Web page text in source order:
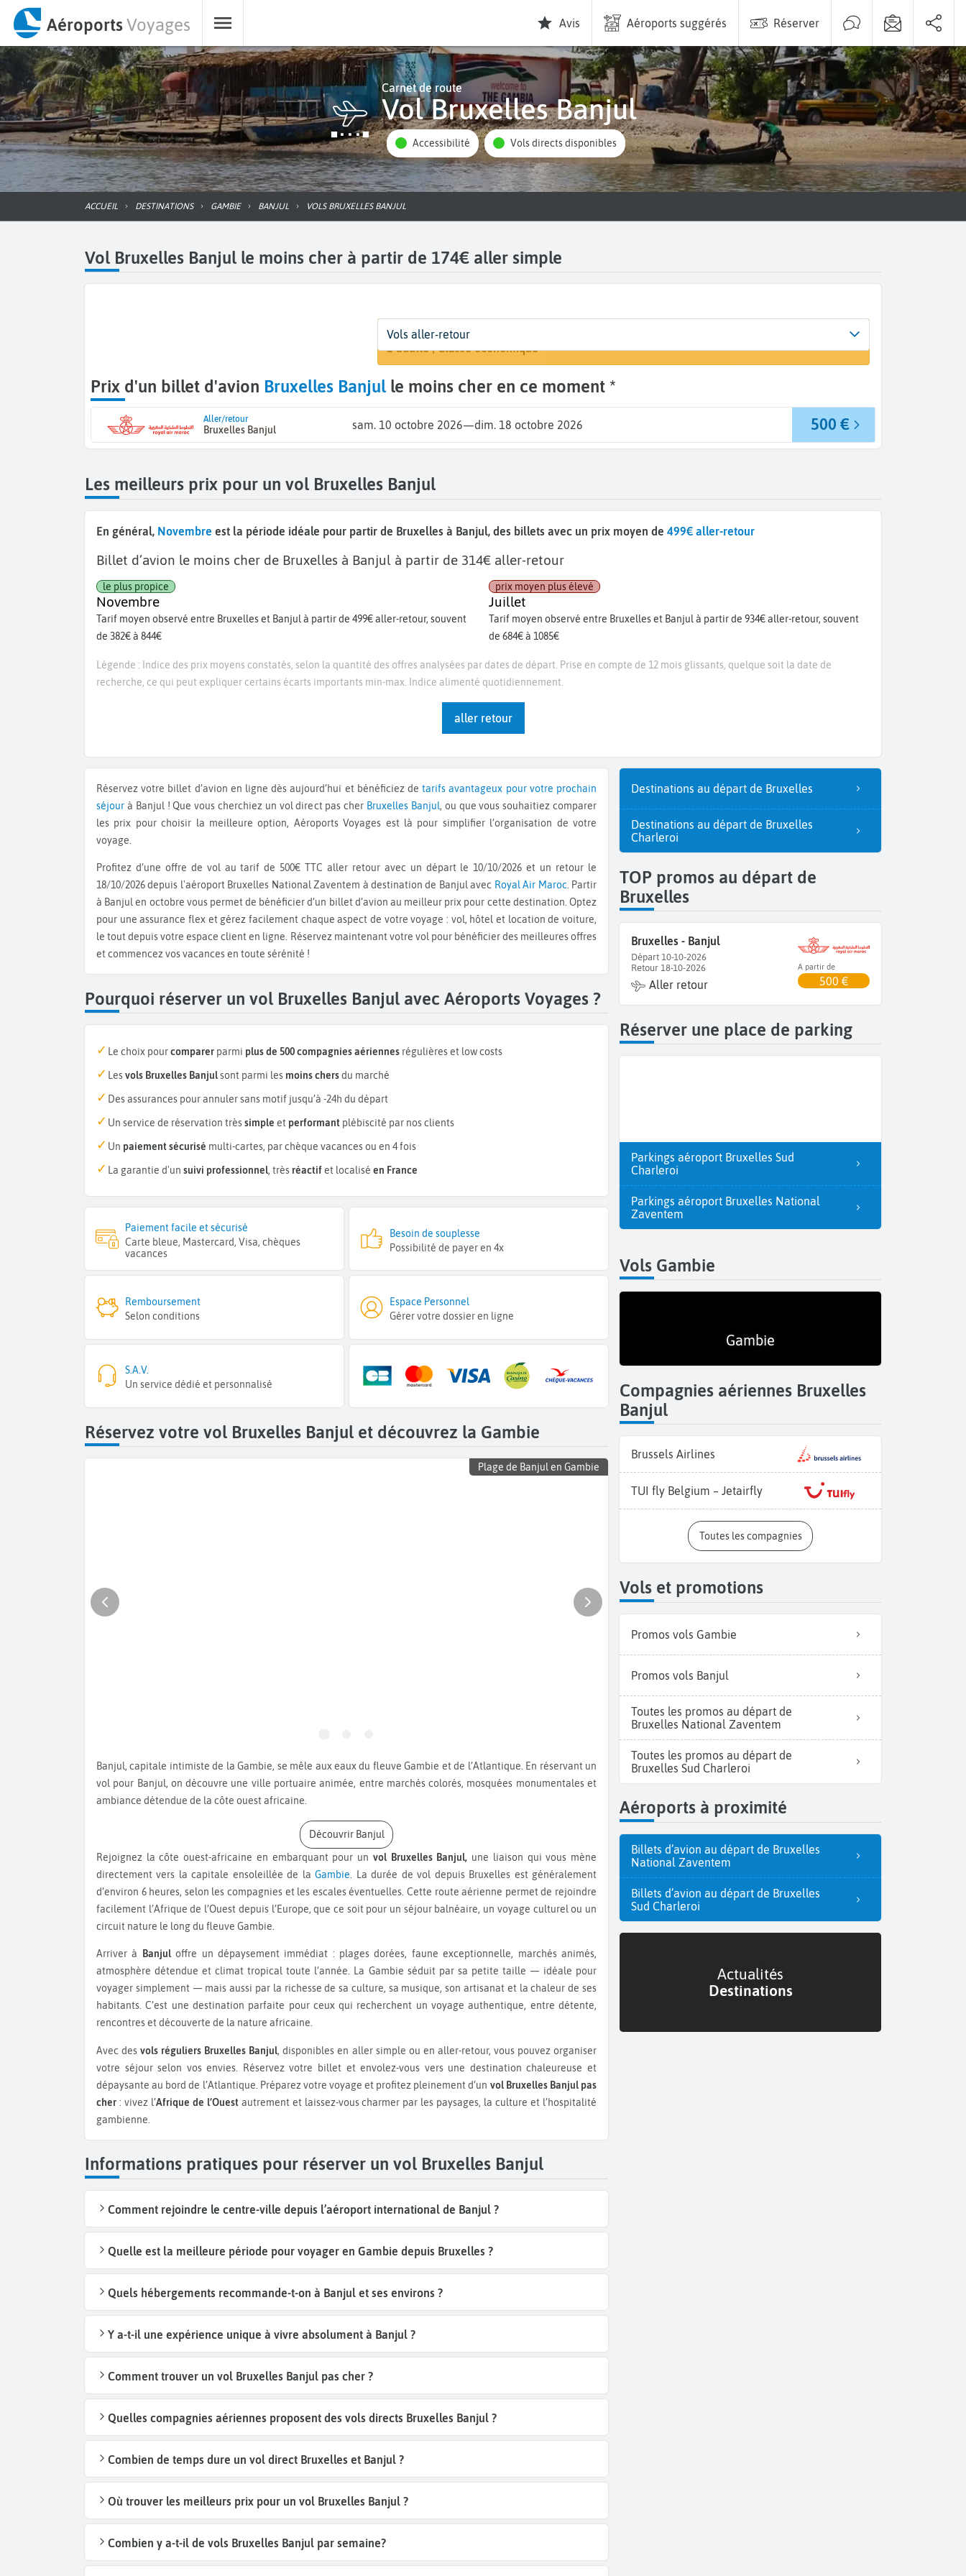
AéroportsVoyages Avis Aéroports suggérés Réserver
Carnet de route
Vol Bruxelles Banjul
Accessibilité Vols directs disponibles
ACCUEIL DESTINATIONS GAMBIE BANJUL VOLS BRUXELLES BANJUL
Vol Bruxelles Banjul le moins cher à partir de 174€ aller simple
Départ
Bruxelles (BRU) Banjul (BJL)
Dates
10 oct. - 18 oct.
Voyageurs | Classe
1 adulte | Classe économique
Vols aller-retour
Prix d'un billet d'avion Bruxelles Banjul le moins cher en ce moment *
Aller/retour
Bruxelles Banjul sam. 10 octobre 2026—dim. 18 octobre 2026 500 €
Les meilleurs prix pour un vol Bruxelles Banjul
En général, Novembre est la période idéale pour partir de Bruxelles à Banjul, des billets avec un prix moyen de 499€ aller-retour
aller retour
Billet d’avion le moins cher de Bruxelles à Banjul à partir de 314€ aller-retour
Novembre
le plus propice
Tarif moyen observé entre Bruxelles et Banjul à partir de 499€ aller-retour, souvent
de 382€ à 844€
Juillet
prix moyen plus élevé
Tarif moyen observé entre Bruxelles et Banjul à partir de 934€ aller-retour, souvent
de 684€ à 1085€
Légende : Indice des prix moyens constatés, selon la quantité des offres analysées par dates de départ. Prise en compte de 12 mois glissants, quelque soit la date de
recherche, ce qui peut expliquer certains écarts importants min-max. Indice alimenté quotidiennement.
Réservez votre billet d’avion en ligne dès aujourd’hui et bénéficiez detarifs avantageux pour votre prochain
séjour à Banjul ! Que vous cherchiez un vol direct pas cher Bruxelles Banjul, ou que vous souhaitiez comparer
les prix pour choisir la meilleure option, Aéroports Voyages est là pour simplifier l’organisation de votre
voyage.
Profitez d’une offre de vol au tarif de 500€ TTC aller retour avec un départ le 10/10/2026 et un retour le
18/10/2026 depuis l'aéroport Bruxelles National Zaventem à destination de Banjul avec Royal Air Maroc . Partir
à Banjul en octobre vous permet de bénéficier d’un billet d’avion au meilleur prix pour cette destination. Optez
pour une assurance flex et gérez facilement chaque aspect de votre voyage : vol, hôtel et location de voiture,
le tout depuis votre espace client en ligne. Réservez maintenant votre vol pour bénéficier des meilleures offres
et commencez vos vacances en toute sérénité !
Pourquoi réserver un vol Bruxelles Banjul avec Aéroports Voyages ?
Le choix pourcomparer parmi plus de 500 compagnies aériennes régulières et low costs
Lesvols Bruxelles Banjulsont parmi les moins chersdu marché
Des assurances pour annuler sans motif jusqu’à -24h du départ
Un service de réservation trèssimple et performant plébiscité par nos clients
Un paiement sécurisé multi-cartes, par chèque vacances ou en 4 fois
La garantie d'un suivi professionnel, très réactifet localisé en France
Paiement facile et sécurisé
Carte bleue, Mastercard, Visa, chèques
vacances
Besoin de souplesse
Possibilité de payer en 4x
Remboursement
Selon conditions
Espace Personnel
Gérer votre dossier en ligne
S.A.V.
Un service dédié et personnalisé
Réservez votre vol Bruxelles Banjul et découvrez la Gambie
Plage de Banjul en Gambie
Banjul, capitale intimiste de la Gambie, se mêle aux eaux du fleuve Gambie et de l’Atlantique. En réservant un
vol pour Banjul, on découvre une ville portuaire animée, entre marchés colorés, mosquées monumentales et
ambiance détendue de la côte ouest africaine.
Découvrir Banjul
Rejoignez la côte ouest-africaine en embarquant pour un vol Bruxelles Banjul, une liaison qui vous mène
directement vers la capitale ensoleillée de laGambie . La durée de vol depuis Bruxelles est généralement
d’environ 6 heures, selon les compagnies et les escales éventuelles. Cette route aérienne permet de rejoindre
facilement l’Afrique de l’Ouest depuis l’Europe, que ce soit pour un séjour balnéaire, un voyage culturel ou un
circuit nature le long du fleuve Gambie.
Arriver à Banjuloffre un dépaysement immédiat : plages dorées, faune exceptionnelle, marchés animés,
atmosphère détendue et climat tropical toute l’année. La Gambie séduit par sa petite taille — idéale pour
voyager simplement — mais aussi par la richesse de sa culture, sa musique, son artisanat et la chaleur de ses
habitants. C’est une destination parfaite pour ceux qui recherchent un voyage authentique, entre détente,
rencontres et découverte de la nature africaine.
Avec desvols réguliers Bruxelles Banjul, disponibles en aller simple ou en aller-retour, vous pouvez organiser
votre séjour selon vos envies. Réservez votre billet et envolez-vous vers une destination chaleureuse et
dépaysante au bord de l’Atlantique. Préparez votre voyage et profitez pleinement d’un vol Bruxelles Banjul pas
cher : vivez l’Afrique de l’Ouest autrement et laissez-vous charmer par les paysages, la culture et l’hospitalité
gambienne.
Informations pratiques pour réserver un vol Bruxelles Banjul
Comment rejoindre le centre-ville depuis l’aéroport international de Banjul ?
Quelle est la meilleure période pour voyager en Gambie depuis Bruxelles ?
Quels hébergements recommande-t-on à Banjul et ses environs ?
Y a-t-il une expérience unique à vivre absolument à Banjul ?
Comment trouver un vol Bruxelles Banjul pas cher ?
Quelles compagnies aériennes proposent des vols directs Bruxelles Banjul ?
Combien de temps dure un vol direct Bruxelles et Banjul ?
Où trouver les meilleurs prix pour un vol Bruxelles Banjul ?
Combien y a-t-il de vols Bruxelles Banjul par semaine?
Destinations au départ de Bruxelles
Destinations au départ de Bruxelles
Charleroi
TOP promos au départ de
Bruxelles
Bruxelles - Banjul
Départ 10-10-2026
Retour 18-10-2026
Aller retour
A partir de
500 €
Réserver une place de parking
Parkings aéroport Bruxelles Sud
Charleroi
Parkings aéroport Bruxelles National
Zaventem
Vols Gambie
Gambie
Compagnies aériennes Bruxelles
Banjul
Brussels Airlines
TUI fly Belgium – Jetairfly
Toutes les compagnies
Vols et promotions
Promos vols Gambie
Promos vols Banjul
Toutes les promos au départ de
Bruxelles National Zaventem
Toutes les promos au départ de
Bruxelles Sud Charleroi
Aéroports à proximité
Billets d’avion au départ de Bruxelles
National Zaventem
Billets d’avion au départ de Bruxelles
Sud Charleroi
Actualités
Destinations